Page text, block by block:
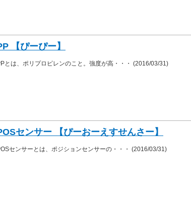
【ぴーぴー】
とは、ポリプロピレンのこと。強度が高・・・ (2016/03/31)
センサー 【ぴーおーえすせんさー】
センサーとは、ポジションセンサーの・・・ (2016/03/31)